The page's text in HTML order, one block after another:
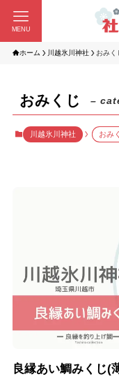
MENU
ホーム 川越氷川神社 おみく
おみくじ –
川越氷川神社 おみ
良縁あい鯛みくじ(